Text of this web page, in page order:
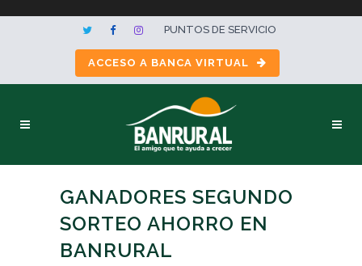
PUNTOS DE SERVICIO
ACCESO A BANCA VIRTUAL
GANADORES SEGUNDO
SORTEO AHORRO EN
BANRURAL